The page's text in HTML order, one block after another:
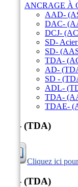
ANCRAGE À
AAD-
DAC-
DCJ-
SD-
SD-
TDA-
AD-
SD -
ADL-
TDA-
TDAE-
AD- (TDA)
Cliquez ici
AD- (TDA)